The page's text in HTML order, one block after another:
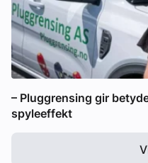
– Pluggrensing gir
spyleeffekt